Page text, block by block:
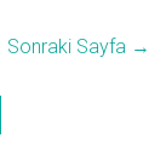
Sonraki Sayfa →